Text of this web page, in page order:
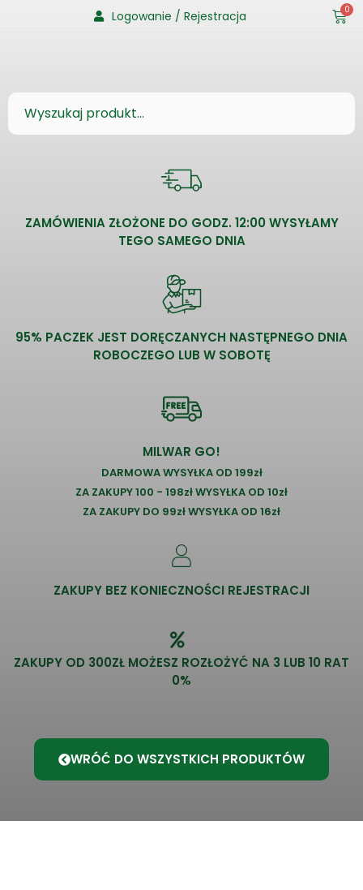
Logowanie / Rejestracja 0
ZAMÓWIENIA ZŁOŻONE DO GODZ. 12:00 WYSYŁAMY
TEGO SAMEGO DNIA
95% PACZEK JEST DORĘCZANYCH NASTĘPNEGO DNIA
ROBOCZEGO LUB W SOBOTĘ
MILWAR GO!
DARMOWA WYSYŁKA OD 199zł
ZA ZAKUPY 100 - 198zł WYSYŁKA OD 10zł
ZA ZAKUPY DO 99zł WYSYŁKA OD 16zł
ZAKUPY BEZ KONIECZNOŚCI REJESTRACJI
ZAKUPY OD 300ZŁ MOŻESZ ROZŁOŻYĆ NA 3 LUB 10 RAT
0%
WRÓĆ DO WSZYSTKICH PRODUKTÓW